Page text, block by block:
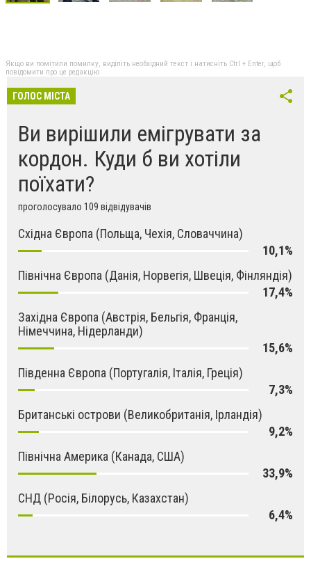
Якщо ви помітили помилку, виділіть необхідний текст і натисніть Ctrl + Enter, щоб
повідомити про це редакцію
ГОЛОС МІСТА
Ви вирішили емігрувати за
кордон. Куди б ви хотіли
поїхати?
проголосувало 109 відвідувачів
Східна Європа (Польща, Чехія, Словаччина)
10,1%
Північна Європа (Данія, Норвегія, Швеція, Фінляндія)
17,4%
Західна Європа (Австрія, Бельгія, Франція,
Німеччина, Нідерланди)
15,6%
Південна Європа (Португалія, Італія, Греція)
7,3%
Британські острови (Великобританія, Ірландія)
9,2%
Північна Америка (Канада, США)
33,9%
СНД (Росія, Білорусь, Казахстан)
6,4%